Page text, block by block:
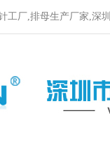
工厂,排母生产厂家,深